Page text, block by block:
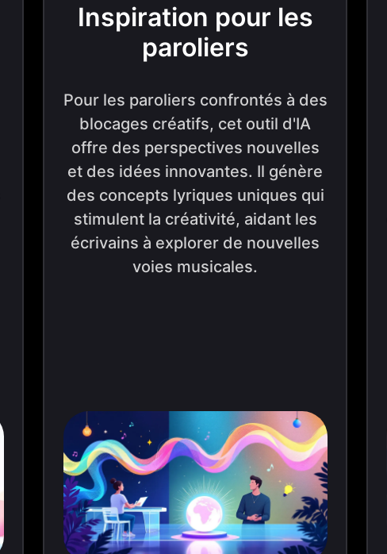
Inspiration pour les
paroliers
Pour les paroliers confrontés à des
blocages créatifs, cet outil d'IA
offre des perspectives nouvelles
et des idées innovantes. Il génère
des concepts lyriques uniques qui
stimulent la créativité, aidant les
écrivains à explorer de nouvelles
voies musicales.